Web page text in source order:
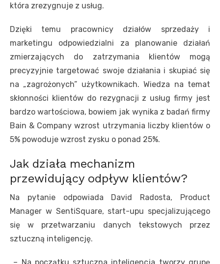
która zrezygnuje z usług.
Dzięki temu pracownicy działów sprzedaży i
marketingu odpowiedzialni za planowanie działań
zmierzających do zatrzymania klientów mogą
precyzyjnie targetować swoje działania i skupiać się
na „zagrożonych” użytkownikach. Wiedza na temat
skłonności klientów do rezygnacji z usług firmy jest
bardzo wartościowa, bowiem jak wynika z badań firmy
Bain & Company wzrost utrzymania liczby klientów o
5% powoduje wzrost zysku o ponad 25%.
Jak działa mechanizm
przewidujący odpływ klientów?
Na pytanie odpowiada David Radosta, Product
Manager w SentiSquare, start-upu specjalizującego
się w przetwarzaniu danych tekstowych przez
sztuczną inteligencję.
– Na początku sztuczna inteligencja tworzy grupę